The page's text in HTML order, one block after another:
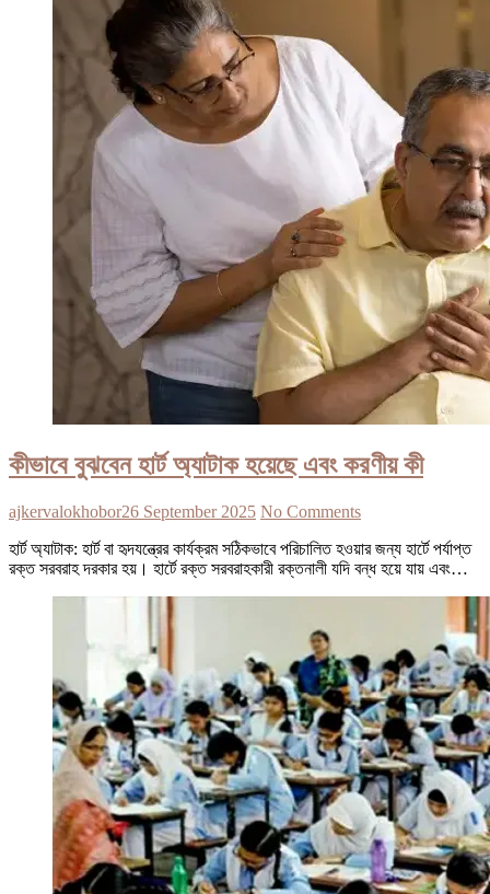
কীভাবে বুঝবেন হার্ট অ্যাটাক হয়েছে এবং করণীয় কী
ajkervalokhobor26 September 2025 No Comments
হার্ট অ্যাটাক: হার্ট বা হৃদযন্ত্রের কার্যক্রম সঠিকভাবে পরিচালিত হওয়ার জন্য হার্টে পর্যাপ্ত
রক্ত সরবরাহ দরকার হয়। হার্টে রক্ত সরবরাহকারী রক্তনালী যদি বন্ধ হয়ে যায় এবং…